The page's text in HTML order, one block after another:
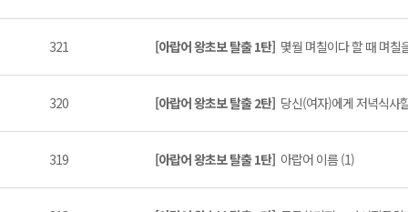
321 [아랍어 왕초보 탈출 1탄] 몇월 며칠이다 할 때 며칠
320 [아랍어 왕초보 탈출 2탄] 당신(여자)에게 저녁식사
319 [아랍어 왕초보 탈출 1탄] 아랍어 이름 (1)